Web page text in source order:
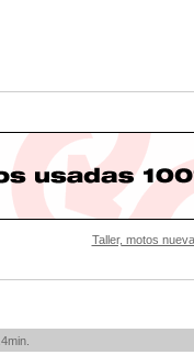
Taller, motos